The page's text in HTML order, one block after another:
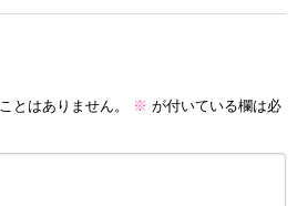
とはありません。 ※ が付いている欄は必